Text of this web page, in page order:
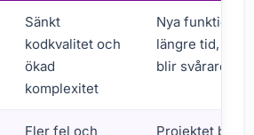
Sänkt
kodkvalitet och
ökad
komplexitet
Nya funktioner
längre tid,
blir svårare att
Fler fel och
Projektet blir